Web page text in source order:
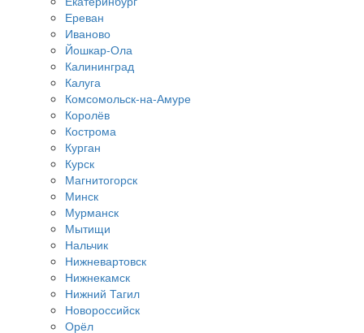
Ереван
Иваново
Йошкар-Ола
Калининград
Калуга
Комсомольск-на-Амуре
Королёв
Кострома
Курган
Курск
Магнитогорск
Минск
Мурманск
Мытищи
Нальчик
Нижневартовск
Нижнекамск
Нижний Тагил
Новороссийск
Орёл